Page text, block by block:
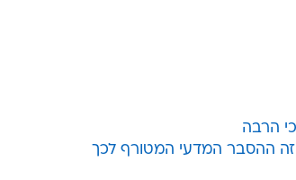
ההסבר המדעי המטורף לכך